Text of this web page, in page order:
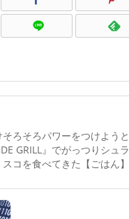
そろそろパワーをつけようと
GRILL』でがっつりシュラ
スコを食べてきた【ごはん】